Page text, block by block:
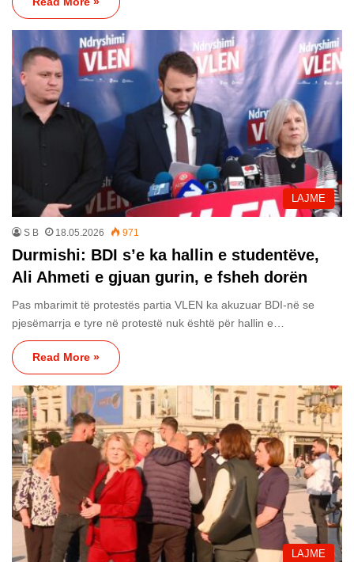
LAJME
S B 18.05.2026 971
Durmishi: BDI s’e ka hallin e studentëve,
Ali Ahmeti e gjuan gurin, e fsheh dorën
Pas mbarimit të protestës partia VLEN ka akuzuar BDI-në se
pjesëmarrja e tyre në protestë nuk është për hallin e…
Read More »
LAJME